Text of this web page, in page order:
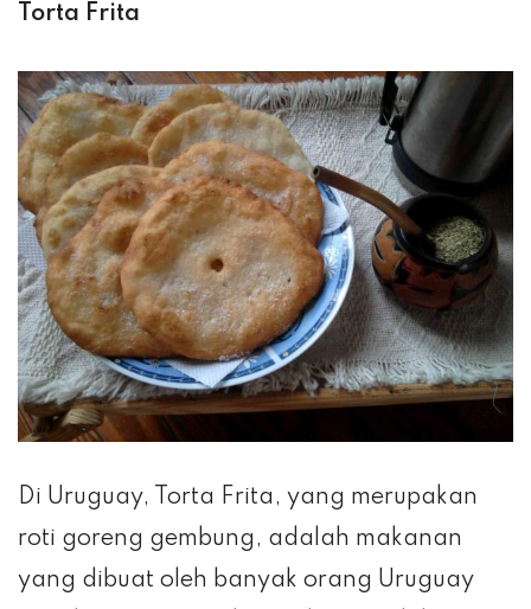
Torta Frita
Di Uruguay, Torta Frita, yang merupakan
roti goreng gembung, adalah makanan
yang dibuat oleh banyak orang Uruguay